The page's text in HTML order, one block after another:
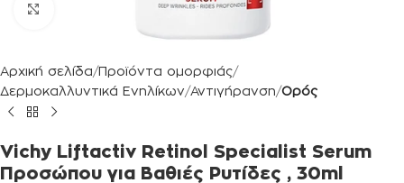
Κλικ για μεγέθυνση
Αρχική σελίδα Προϊόντα ομορφιάς
Δερμοκαλλυντικά Ενηλίκων Αντιγήρανση Ορός
Vichy Liftactiv Retinol Specialist Serum
Προσώπου για Βαθιές Ρυτίδες , 30ml